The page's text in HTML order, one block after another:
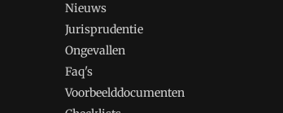
Nieuws
Jurisprudentie
Ongevallen
Faq's
Voorbeelddocumenten